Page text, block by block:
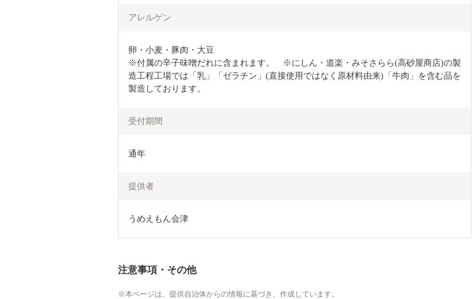
アレルゲン
卵・小麦・豚肉・大豆
※付属の辛子味噌だれに含まれます。　※にしん・道楽・みそさらら(高砂屋商店)の製
造工程工場では「乳」「ゼラチン」(直接使用ではなく原材料由来)「牛肉」を含む品を
製造しております。
受付期間
通年
提供者
うめえもん会津
注意事項・その他
本ページは、提供自治体からの情報に基づき、作成しています。